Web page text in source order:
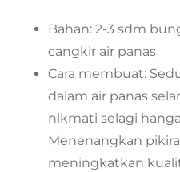
Bahan: 2-3 sdm
cangkir air panas
Cara membuat:
dalam air panas
nikmati selagi
Menenangkan
meningkatkan